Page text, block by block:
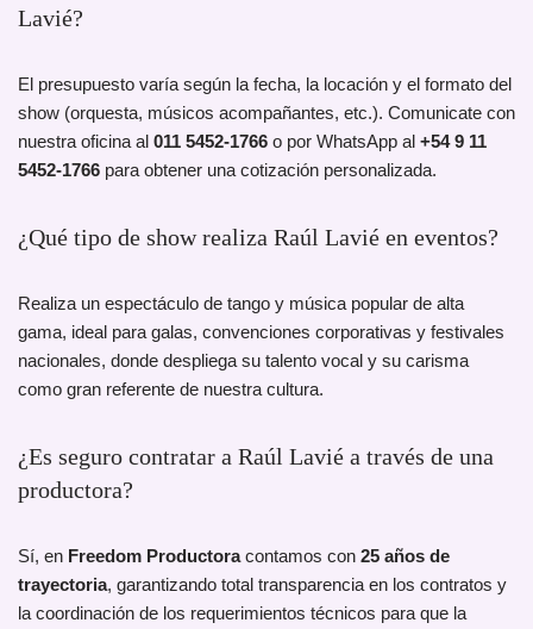
Lavié?
El presupuesto varía según la fecha, la locación y el formato del
show (orquesta, músicos acompañantes, etc.). Comunicate con
nuestra oficina al 011 5452-1766 o por WhatsApp al +54 9 11
5452-1766 para obtener una cotización personalizada.
¿Qué tipo de show realiza Raúl Lavié en eventos?
Realiza un espectáculo de tango y música popular de alta
gama, ideal para galas, convenciones corporativas y festivales
nacionales, donde despliega su talento vocal y su carisma
como gran referente de nuestra cultura.
¿Es seguro contratar a Raúl Lavié a través de una
productora?
Sí, en Freedom Productoracontamos con 25 años de
trayectoria, garantizando total transparencia en los contratos y
la coordinación de los requerimientos técnicos para que la